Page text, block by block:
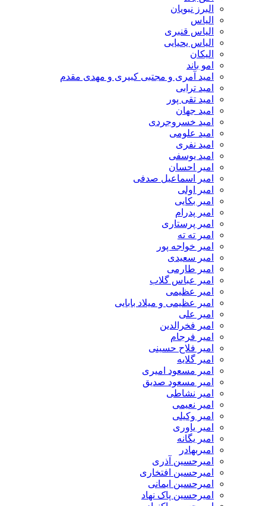
البرز نبویان
الیاس
الیاس قنبرى
الیاس یحیایی
الیکان
امو باند
امید آمری و مجتبی کبیری و مهدى مقدم
امید ترابی
امید تقی پور
امید جهان
امید خسروجردی
امید علومی
امید نفری
امید یوسفی
امیر احسان
امیر اسماعیل صدفی
امیر اولی
امیر بکایی
امیر پدرام
امیر پرستاری
امیر ته ته
امیر خواجه پور
امیر سعیدی
امیر طارمی
امیر عباس گلاب
امیر عظیمی
امیر عظیمی و میلاد بابایی
امیر علی
امیر فخرالدین
امیر فرجام
امیر فلاح حسینی
امیر گلایه
امیر مسعود امیری
امیر مسعود صدیق
امیر نشاطی
امیر نعیمی
امیر وکیلی
امیر یاوری
امیر یگانه
امیربهادر
امیرحسین آذری
امیرحسین افتخاری
امیرحسین ایمانی
امیرحسین پاک نهاد